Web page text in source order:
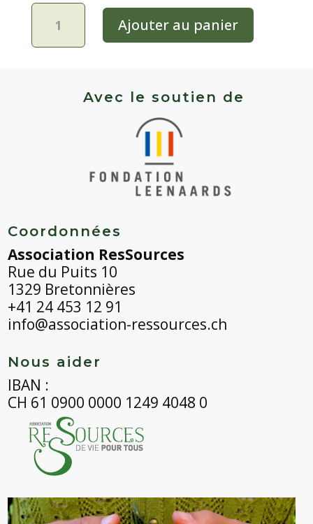
quantité
Julienne
Ajouter au panier
Avec le soutien de
Coordonnées
Association ResSources
Rue du Puits 10
1329 Bretonnières
+41 24 453 12 91
info@association-ressources.ch
Nous aider
IBAN :
CH 61 0900 0000 1249 4048 0